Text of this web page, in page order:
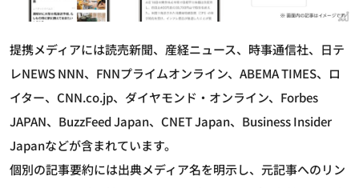
提携メディアには読売新聞、産経ニュース、時事通信社、日テ
レNEWS NNN、FNNプライムオンライン、ABEMA TIMES、ロ
イター、CNN.co.jp、ダイヤモンド・オンライン、Forbes
JAPAN、BuzzFeed Japan、CNET Japan、Business Insider
Japanなどが含まれています。
個別の記事要約には出典メディア名を明示し、元記事へのリン